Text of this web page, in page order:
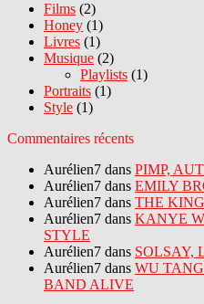
Films (2)
Honey (1)
Livres (1)
Musique (2)
Playlists (1)
Portraits (1)
Style (1)
Commentaires récents
Aurélien7 dans PIMP,
Aurélien7 dans EMILY
Aurélien7 dans THE
Aurélien7 dans KANYE
STYLE
Aurélien7 dans SOLSAY,
Aurélien7 dans WU
BAND ALIVE